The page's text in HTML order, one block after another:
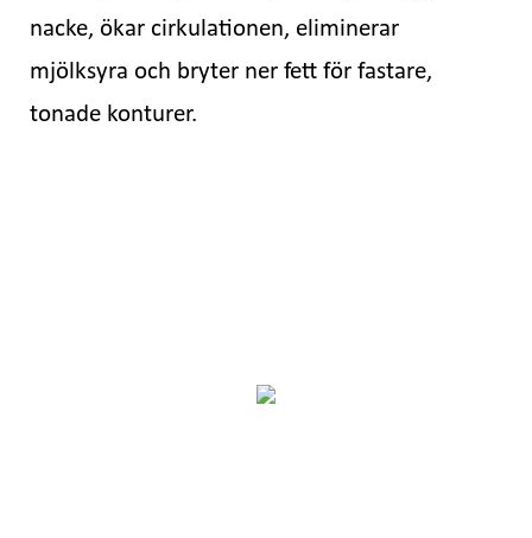
nacke, ökar cirkulationen, eliminerar
mjölksyra och bryter ner fett för fastare,
tonade konturer.